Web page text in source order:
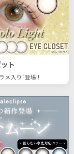
ト
メ入り"登場!!